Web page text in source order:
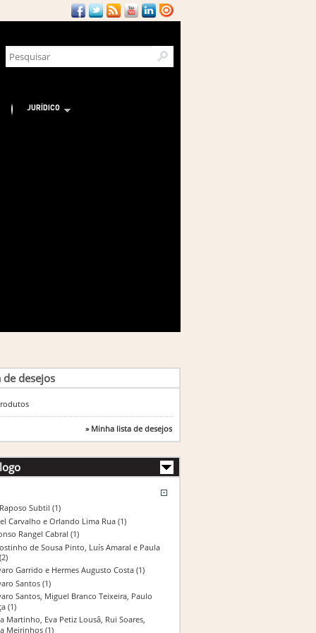
JURÍDICO
de desejos
» Minha lista de desejos
Subtil (1)
Carvalho e Orlando Lima Rua (1)
Rangel Cabral (1)
de Sousa Pinto, Luís Amaral e Paula
(2)
Garrido e Hermes Augusto Costa (1)
Santos (1)
Santos, Miguel Branco Teixeira, Paulo
(1)
Martinho, Eva Petiz Lousâ, Rui Soares,
Meirinhos (1)